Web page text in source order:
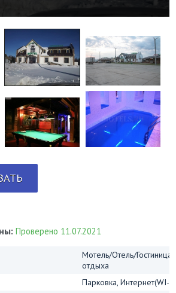
Проверено 11.07.2021
Мотель/Отель/
отдыха
Парковка, Интернет(WI-